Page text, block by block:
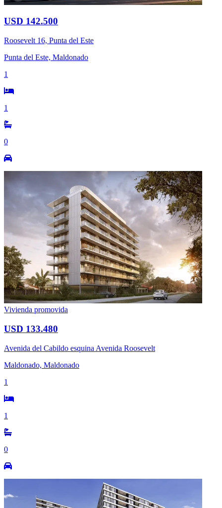
USD 142.500
Roosevelt 16, Punta del Este
Punta del Este, Maldonado
1
1
0
Vivienda promovida
USD 133.480
Avenida del Cabildo esquina Avenida Roosevelt
Maldonado, Maldonado
1
1
0